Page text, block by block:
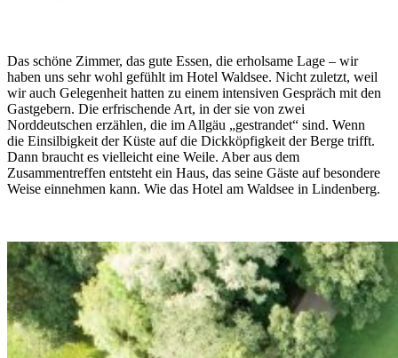
Das schöne Zimmer, das gute Essen, die erholsame Lage – wir
haben uns sehr wohl gefühlt im Hotel Waldsee. Nicht zuletzt, weil
wir auch Gelegenheit hatten zu einem intensiven Gespräch mit den
Gastgebern. Die erfrischende Art, in der sie von zwei
Norddeutschen erzählen, die im Allgäu „gestrandet“ sind. Wenn
die Einsilbigkeit der Küste auf die Dickköpfigkeit der Berge trifft.
Dann braucht es vielleicht eine Weile. Aber aus dem
Zusammentreffen entsteht ein Haus, das seine Gäste auf besondere
Weise einnehmen kann. Wie das Hotel am Waldsee in Lindenberg.